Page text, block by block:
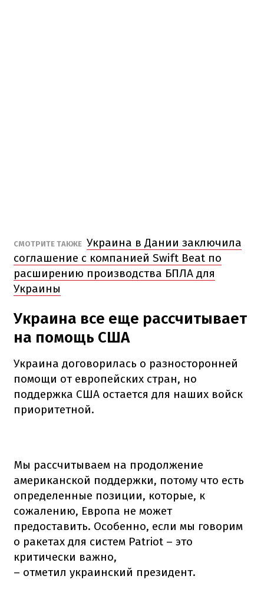
СМОТРИТЕ ТАКЖЕ Украина в Дании заключила
соглашение с компанией Swift Beat по
расширению производства БПЛА для
Украины
Украина все еще рассчитывает
на помощь США
Украина договорилась о разносторонней
помощи от европейских стран, но
поддержка США остается для наших войск
приоритетной.
Мы рассчитываем на продолжение
американской поддержки, потому что есть
определенные позиции, которые, к
сожалению, Европа не может
предоставить. Особенно, если мы говорим
о ракетах для систем Patriot – это
критически важно,
– отметил украинский президент.